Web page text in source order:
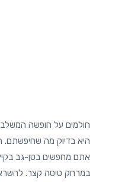
חולמים על חופשה המשלבת
אתם מחפשים בטן-גב בקיץ
במרחק טיסה קצר.